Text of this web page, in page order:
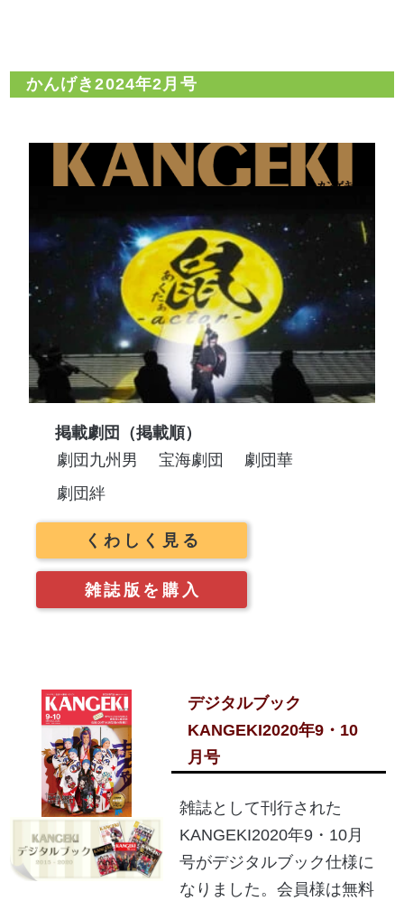
かんげき2024年2月号
掲載劇団（掲載順）
劇団九州男
宝海劇団
劇団華
劇団絆
くわしく見る
雑誌版を購入
デジタルブック
KANGEKI2020年9・10
月号
雑誌として刊行された
KANGEKI2020年9・10月
号がデジタルブック仕様に
なりました。会員様は無料